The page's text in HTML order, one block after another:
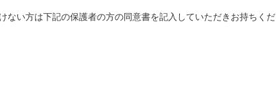
い方は下記の保護者の方の同意書を記入していただきお持ちくだ